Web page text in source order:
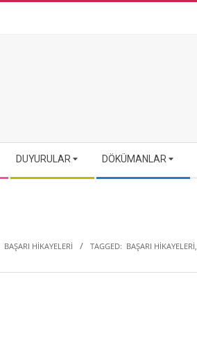
DUYURULAR DÖKÜMANLAR
BAŞARI HIKAYELERI TAGGED: BAŞARI HIKAYELERI,